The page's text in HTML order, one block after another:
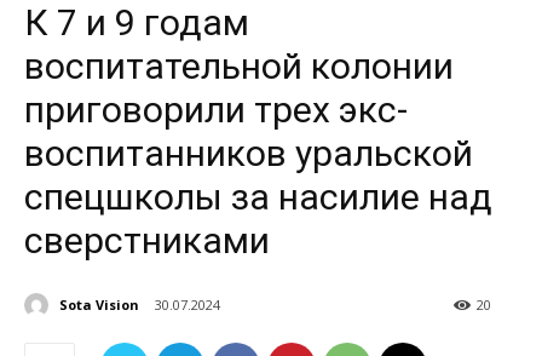
К 7 и 9 годам
воспитательной колонии
приговорили трех экс-
воспитанников уральской
спецшколы за насилие над
сверстниками
Sota Vision 30.07.2024 20